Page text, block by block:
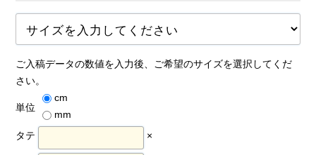
ご入稿データの数値を入力後、ご希望のサイズを選択してくだ
さい。
単位
cm
mm
タテ
×